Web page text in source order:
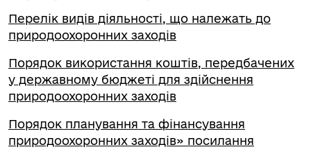
Перелік видів діяльності, що належать до
природоохоронних заходів
Порядок використання коштів, передбачених
у державному бюджеті для здійснення
природоохоронних заходів
Порядок планування та фінансування
природоохоронних заходів» посилання